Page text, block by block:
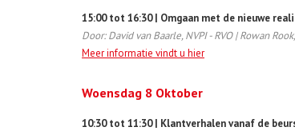
15:00 tot 16:30 | Omgaan met de nieuwe
Door: David van Baarle, NVPI - RVO | Rowan
Meer informatie vindt u hier
Woensdag 8 Oktober
10:30 tot 11:30 | Klantverhalen vanaf de